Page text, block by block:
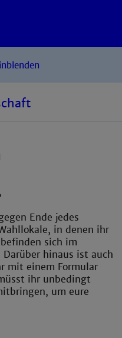
Ende jedes
in denen ihr
sich im
Darüber hinaus ist auch
mit einem Formular
ihr unbedingt
um eure